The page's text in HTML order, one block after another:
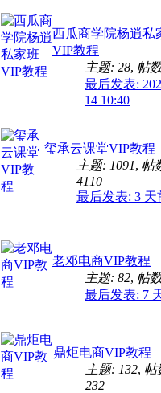
西瓜商学院杨逍私
VIP教程
主题: 28, 帖
最后发表:
14 10:40
玺承云课堂VIP教程
主题: 1091, 帖
4110
最后发表: 3 天
老邓电商VIP教程
主题: 82, 帖
最后发表: 7
鼎炬电商VIP教程
主题: 132, 帖
232